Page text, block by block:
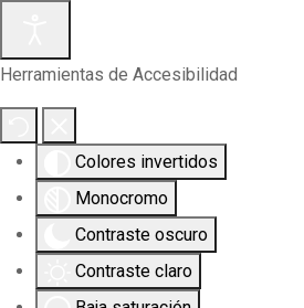
Herramientas de Accesibilidad
Colores invertidos
Monocromo
Contraste oscuro
Contraste claro